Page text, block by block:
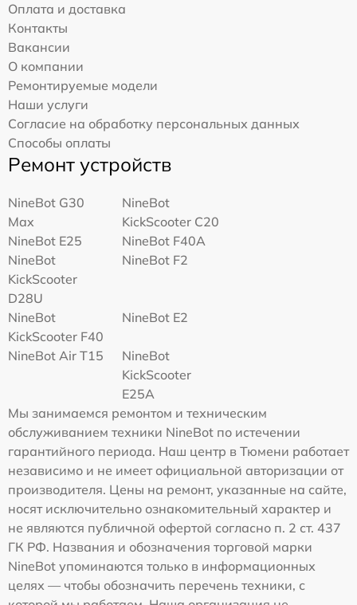
Оплата и доставка
Контакты
Вакансии
О компании
Ремонтируемые модели
Наши услуги
Согласие на обработку персональных данных
Способы оплаты
Ремонт устройств
NineBot G30
Max
NineBot
KickScooter C20
NineBot E25
NineBot F40A
NineBot
KickScooter
D28U
NineBot F2
NineBot
KickScooter F40
NineBot E2
NineBot Air T15
NineBot
KickScooter
E25A
Мы занимаемся ремонтом и техническим
обслуживанием техники NineBot по истечении
гарантийного периода. Наш центр в Тюмени работает
независимо и не имеет официальной авторизации от
производителя. Цены на ремонт, указанные на сайте,
носят исключительно ознакомительный характер и
не являются публичной офертой согласно п. 2 ст. 437
ГК РФ. Названия и обозначения торговой марки
NineBot упоминаются только в информационных
целях — чтобы обозначить перечень техники, с